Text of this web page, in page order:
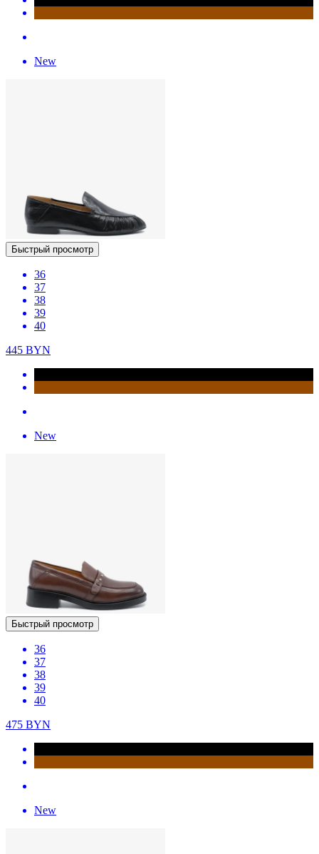
New
Быстрый просмотр
36
37
38
39
40
445 BYN
New
Быстрый просмотр
36
37
38
39
40
475 BYN
New